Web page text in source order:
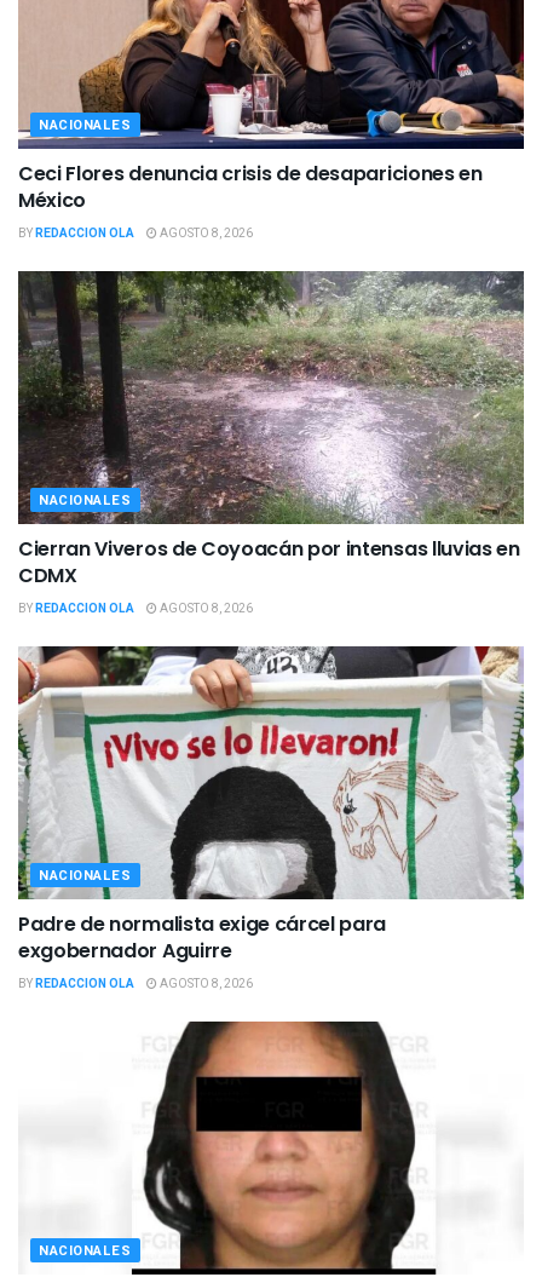
NACIONALES
Ceci Flores denuncia crisis de desapariciones en
México
BYREDACCION OLA AGOSTO 8, 2026
NACIONALES
Cierran Viveros de Coyoacán por intensas lluvias en
CDMX
BYREDACCION OLA AGOSTO 8, 2026
NACIONALES
Padre de normalista exige cárcel para
exgobernador Aguirre
BYREDACCION OLA AGOSTO 8, 2026
NACIONALES